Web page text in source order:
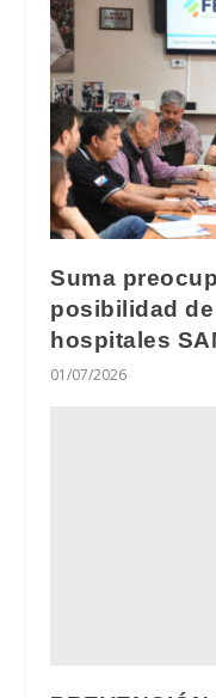
Suma
posibilidad
hospitales
01/07/2026